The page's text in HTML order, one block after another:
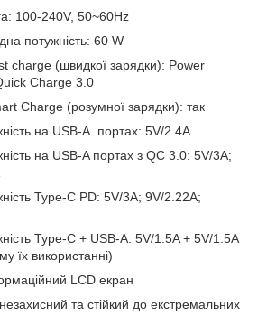
100-240V, 50~60Hz
потужність: 60 W
charge (швидкої зарядки): Power
Charge 3.0
Charge (розумної зарядки): так
на USB-A портах: 5V/2.4A
на USB-A портах з QC 3.0: 5V/3A;
Type-C PD: 5V/3A; 9V/2.22A;
Type-C + USB-A: 5V/1.5A + 5V/1.5A
їх використанні)
LCD екран
та стійкий до екстремальних